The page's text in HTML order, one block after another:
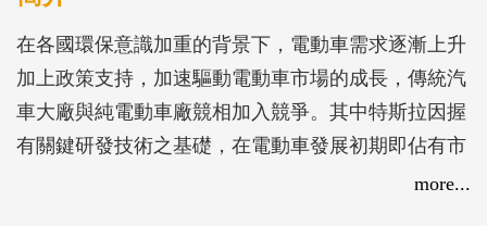
在各國環保意識加重的背景下，電動車需求逐漸上升
加上政策支持，加速驅動電動車市場的成長，傳統汽
車大廠與純電動車廠競相加入競爭。其中特斯拉因握
有關鍵研發技術之基礎，在電動車發展初期即佔有市
場領先優勢。然而在2020的下半年，中國大陸車市強
more...